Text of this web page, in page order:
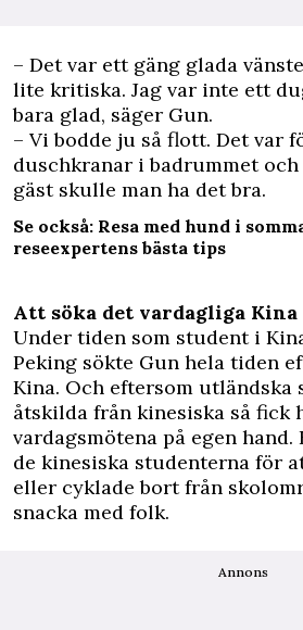
– Det var ett gäng glada
lite kritiska. Jag var inte ett
bara glad, säger Gun.
– Vi bodde ju så flott. Det var
duschkranar i badrummet och
gäst skulle man ha det bra.
Se också: Resa med hund i
reseexpertens bästa tips
Att söka det vardagliga Kina
Under tiden som student i
Peking sökte Gun hela tiden
Kina. Och eftersom utländska
åtskilda från kinesiska så fick
vardagsmötena på egen
de kinesiska studenterna för
eller cyklade bort från
snacka med folk.
Annons